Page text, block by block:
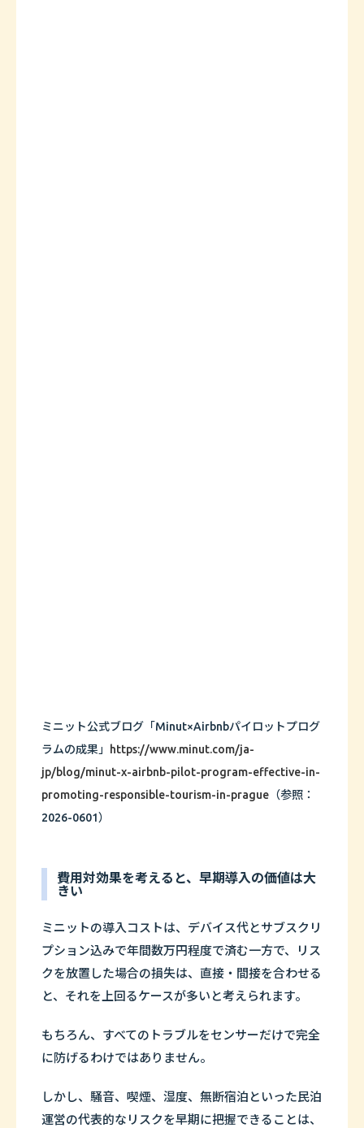
ミニット公式ブログ「Minut×Airbnbパイロットプログ
ラムの成果」
https://www.minut.com/ja-
jp/blog/minut-x-airbnb-pilot-program-effective-in-
promoting-responsible-tourism-in-prague （参照：
2026-0601）
費用対効果を考えると、早期導入の価値は大
きい
ミニットの導入コストは、デバイス代とサブスクリ
プション込みで年間数万円程度で済む一方で、リス
クを放置した場合の損失は、直接・間接を合わせる
と、それを上回るケースが多いと考えられます。
もちろん、すべてのトラブルをセンサーだけで完全
に防げるわけではありません。
しかし、騒音、喫煙、湿度、無断宿泊といった民泊
運営の代表的なリスクを早期に把握できることは、